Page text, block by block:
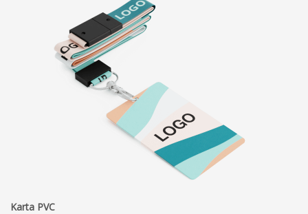
Karta PVC